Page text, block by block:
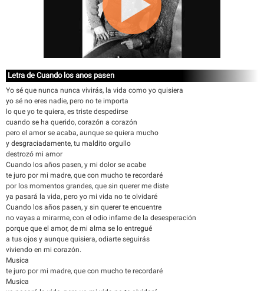
Letra de Cuando los anos pasen
Yo sé que nunca nunca vivirás, la vida como yo quisiera
yo sé no eres nadie, pero no te importa
lo que yo te quiera, es triste despedirse
cuando se ha querido, corazón a corazón
pero el amor se acaba, aunque se quiera mucho
y desgraciadamente, tu maldito orgullo
destrozó mi amor
Cuando los años pasen, y mi dolor se acabe
te juro por mi madre, que con mucho te recordaré
por los momentos grandes, que sin querer me diste
ya pasará la vida, pero yo mi vida no te olvidaré
Cuando los años pasen, y sin querer te encuentre
no vayas a mirarme, con el odio infame de la desesperación
porque que el amor, de mi alma se lo entregué
a tus ojos y aunque quisiera, odiarte seguirás
viviendo en mi corazón.
Musica
te juro por mi madre, que con mucho te recordaré
Musica